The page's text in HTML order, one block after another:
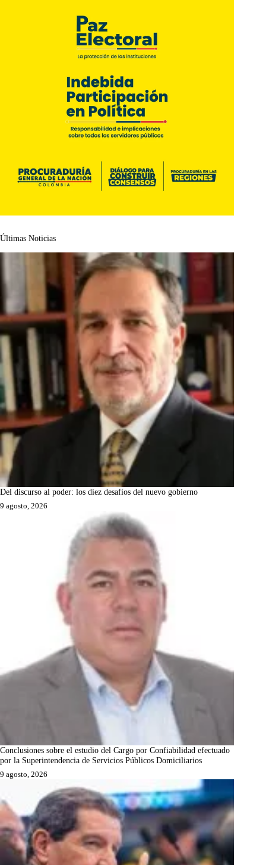
Últimas Noticias
Del discurso al poder: los diez desafíos del nuevo gobierno
9 agosto, 2026
Conclusiones sobre el estudio del Cargo por Confiabilidad efectuado
por la Superintendencia de Servicios Públicos Domiciliarios
9 agosto, 2026